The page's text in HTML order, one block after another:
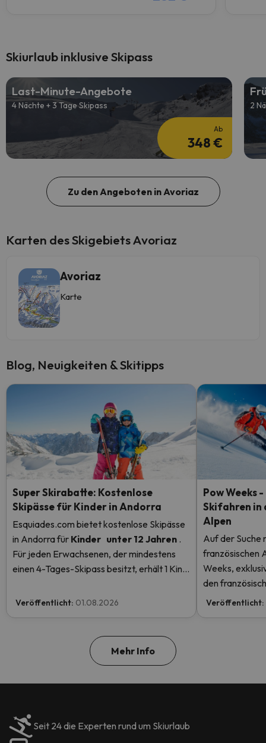
Skiurlaub inklusive Skipass
Last-Minute-Angebote
4 Nächte + 3 Tage Skipass
Ab
348 €
2
Zu den Angeboten in Avoriaz
Karten des Skigebiets Avoriaz
Avoriaz
Karte
Blog, Neuigkeiten & Skitipps
Super Skirabatte: Kostenlose
Skipässe für Kinder in Andorra
Esquiades.com bietet kostenlose Skipässe
in Andorrafür Kinder unter 12 Jahren .
Für jeden Erwachsenen, der mindestens
einen 4-Tages-Skipass besitzt, erhält 1 Kind
mehr.
Veröffentlicht: 01.08.2026
Pow Weeks
Skifahren in
Alpen
Auf der Suche
französischen
Weeks,
den
Rabatten
Veröffentlicht:
Mehr Info
Seit 24 die Experten rund um Skiurlaub